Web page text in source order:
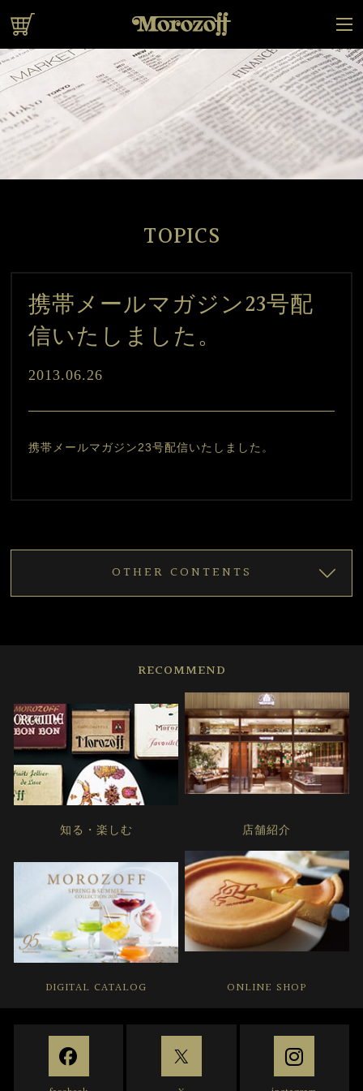
TOPICS
携帯メールマガジン23号配
信いたしました。
2013.06.26
携帯メールマガジン23号配信いたしました。
OTHER CONTENTS
RECOMMEND
知る・楽しむ 店舗紹介
DIGITAL CATALOG ONLINE SHOP